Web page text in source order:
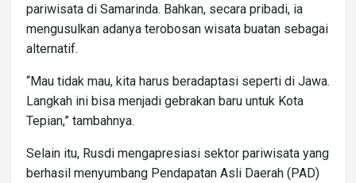
pariwisata di Samarinda. Bahkan, secara pribadi, ia
mengusulkan adanya terobosan wisata buatan sebagai
alternatif.
“Mau tidak mau, kita harus beradaptasi seperti di Jawa.
Langkah ini bisa menjadi gebrakan baru untuk Kota
Tepian,” tambahnya.
Selain itu, Rusdi mengapresiasi sektor pariwisata yang
berhasil menyumbang Pendapatan Asli Daerah (PAD)